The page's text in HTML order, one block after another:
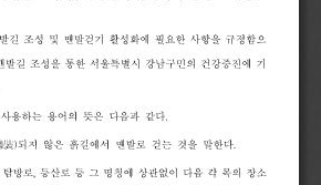
길 조성 및 맨발걷기 활성화에 필요한 사항을 규정함으
발길 조성을 통한 서울특별시 강남구민의 건강증진에 기
사용하는 용어의 뜻은 다음과 같다
裝)되지 않은 흙길에서 맨발로 걷는 것을 말한다.
탐방로 등산로 등 그 명칭에 상관없이 다음 각 목의 장소